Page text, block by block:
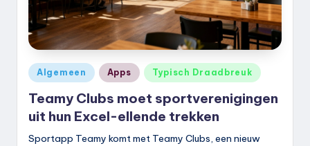
Geplaatst
in
Algemeen Apps Typisch Draadbreuk
Teamy Clubs moet sportverenigingen
uit hun Excel-ellende trekken
Sportapp Teamy komt met Teamy Clubs, een nieuw